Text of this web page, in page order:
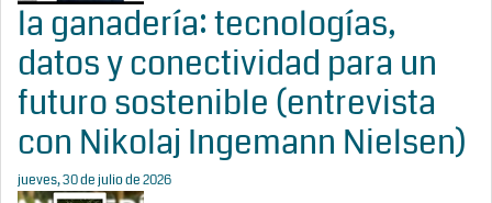
la ganadería: tecnologías,
datos y conectividad para un
futuro sostenible (entrevista
con Nikolaj Ingemann Nielsen)
jueves, 30 de julio de 2026